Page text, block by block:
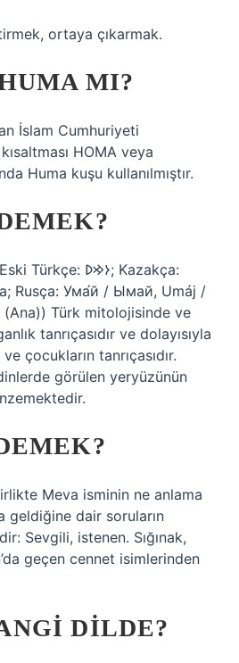
ortaya çıkarmak.
MI?
İslam Cumhuriyeti
HOMA veya
Huma kuşu kullanılmıştır.
𐰆𐰢𐰖; Kazakça:
Rusça: Ума́й / Ымай, Umáj /
(Ana)) Türk mitolojisinde ve
tanrıçasıdır ve dolayısıyla
çocukların tanrıçasıdır.
görülen yeryüzünün
Meva isminin ne anlama
geldiğine dair soruların
Sevgili, istenen. Sığınak,
geçen cennet isimlerinden
DILDE?